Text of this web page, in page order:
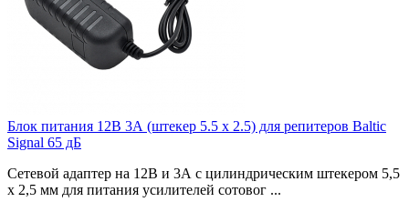
Блок питания 12В 3А (штекер 5.5 x 2.5) для репитеров Baltic
Signal 65 дБ
Сетевой адаптер на 12В и 3А с цилиндрическим штекером 5,5
x 2,5 мм для питания усилителей сотовог ...